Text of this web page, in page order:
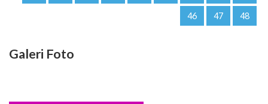
46 47 48
Galeri Foto